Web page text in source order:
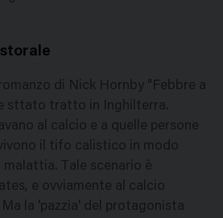
di Nick Hornby "Febbre a
sttato tratto in Inghilterra.
al calcio e a quelle persone
il tifo calistico in modo
malattia. Tale scenario è
e ovviamente al calcio
la 'pazzia' del protagonista